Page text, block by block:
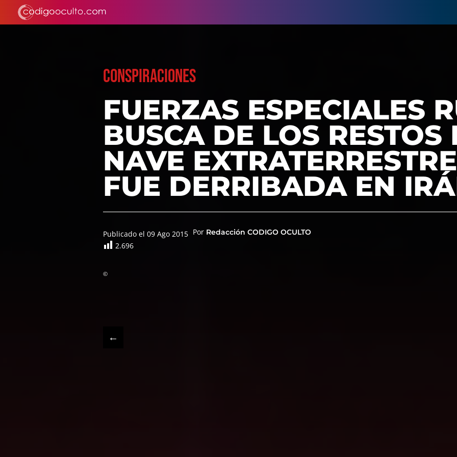
CONSPIRACIONES
FUERZAS ESPECIALES
BUSCA DE LOS RESTOS
NAVE
FUE DERRIBADA EN
Publicado el 09 Ago 2015 Por Redacción CODIGO OCULTO
2.696
©
←